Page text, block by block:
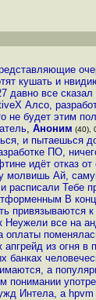
кушать и
давно все
Алсо,
не будет этим
, Аноним (40),
и пытаешься
ПО,
идёт отказ
молвишь Ай,
расписали Тебе
В
привязываются
Неужели все на
оплаты
апгрейд из огня
банках
а
понимании
Интела, а